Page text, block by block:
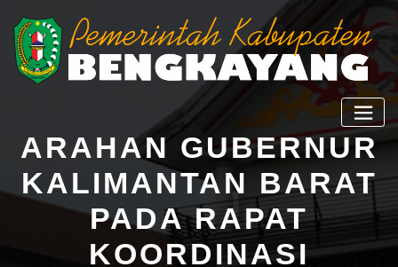
ARAHAN GUBERNUR
KALIMANTAN BARAT
PADA RAPAT
KOORDINASI